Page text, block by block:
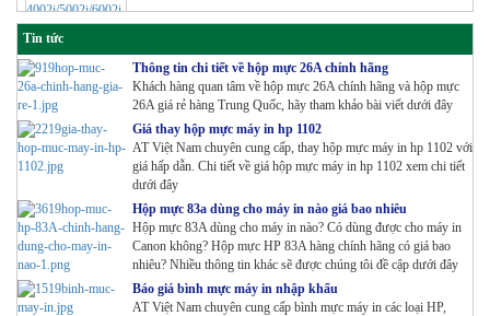
Tin tức
Thông tin chi tiết về hộp mực 26A chính hãng
Khách hàng quan tâm về hộp mực 26A chính hãng và hộp mực
26A giá rẻ hàng Trung Quốc, hãy tham khảo bài viết dưới đây
Giá thay hộp mực máy in hp 1102
AT Việt Nam chuyên cung cấp, thay hộp mực máy in hp 1102 với
giá hấp dẫn. Chi tiết về giá hộp mực máy in hp 1102 xem chi tiết
dưới đây
Hộp mực 83a dùng cho máy in nào giá bao nhiêu
Hộp mực 83A dùng cho máy in nào? Có dùng được cho máy in
Canon không? Hộp mực HP 83A hàng chính hãng có giá bao
nhiêu? Nhiều thông tin khác sẽ được chúng tôi đề cập dưới đây
Báo giá bình mực máy in nhập khẩu
AT Việt Nam chuyên cung cấp bình mực máy in các loại HP,